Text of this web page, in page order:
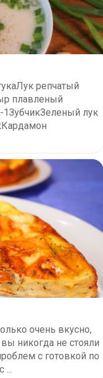
репчатый
плавленый
лук
очень вкусно,
никогда не стояли
с готовкой по
...